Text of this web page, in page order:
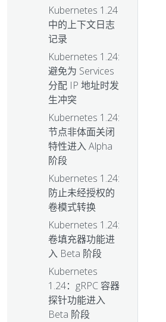
Kubernetes 1.24
中的上下文日志
记录
Kubernetes 1.24:
避免为 Services
分配 IP 地址时发
生冲突
Kubernetes 1.24:
节点非体面关闭
特性进入 Alpha
阶段
Kubernetes 1.24:
防止未经授权的
卷模式转换
Kubernetes 1.24:
卷填充器功能进
入 Beta 阶段
Kubernetes
1.24：gRPC 容器
探针功能进入
Beta 阶段